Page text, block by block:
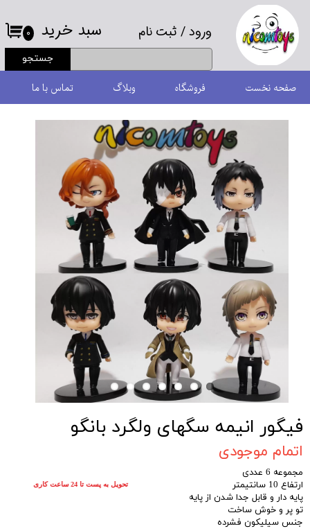
ورود/ ثبت نام
حساب کاربری من
تغییر گذر واژه
سفارشات
خروج از حساب کاربری
جستجو
۰ سبد خرید
صفحه نخست فروشگاه وبلاگ تماس با ما
فیگور انیمه سگهای ولگرد بانگو
اتمام موجودی
مجموعه 6 عددی
ارتفاع 10 سانتیمتر
پایه دار و قابل جدا شدن از پایه
تو پر و خوش ساخت
جنس سیلیکون فشرده
تحویل به پست تا 24 ساعت کاری